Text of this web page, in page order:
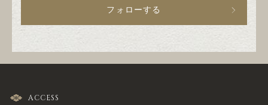
フォローする
ACCESS